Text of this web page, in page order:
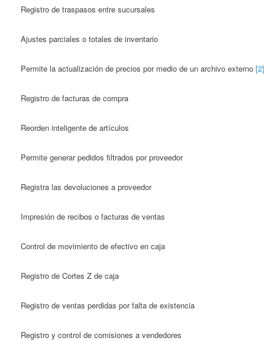
Registro de traspasos entre sucursales
Ajustes parciales o totales de inventario
Permite la actualización de precios por medio de un archivo externo [2]
Registro de facturas de compra
Reorden inteligente de artículos
Permite generar pedidos filtrados por proveedor
Registra las devoluciones a proveedor
Impresión de recibos o facturas de ventas
Control de movimiento de efectivo en caja
Registro de Cortes Z de caja
Registro de ventas perdidas por falta de existencia
Registro y control de comisiones a vendedores